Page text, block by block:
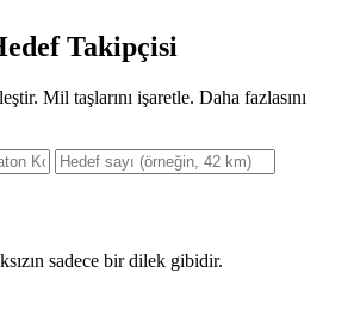
Takipçisi
Mil taşlarını işaretle. Daha fazlasını
sadece bir dilek gibidir.